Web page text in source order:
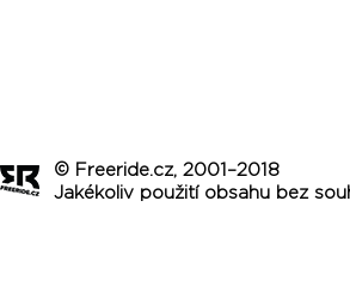
© Freeride.cz, 2001–2018
Jakékoliv použití obsahu bez